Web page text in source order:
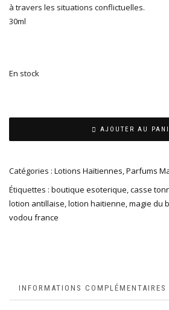
à travers les situations conflictuelles.
30ml
En stock
AJOUTER AU
Catégories : Lotions Haïtiennes,Parfums
Étiquettes : boutique esoterique,casse
lotion antillaise,lotion haitienne,magie du
vodou france
INFORMATIONS COMPLÉMENTAIRES